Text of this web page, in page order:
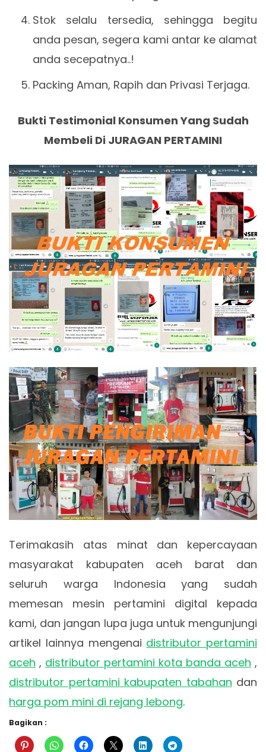
Stok selalu tersedia, sehingga begitu
anda pesan, segera kami antar ke alamat
anda secepatnya..!
Packing Aman, Rapih dan Privasi Terjaga.
Bukti Testimonial Konsumen Yang Sudah
Membeli Di JURAGAN PERTAMINI
Terimakasih atas minat dan kepercayaan
masyarakat kabupaten aceh barat dan
seluruh warga Indonesia yang sudah
memesan mesin pertamini digital kepada
kami, dan jangan lupa juga untuk mengunjungi
artikel lainnya mengenai distributor pertamini
aceh , distributor pertamini kota banda aceh ,
distributor pertamini kabupaten tabahan dan
harga pom mini di rejang lebong.
Bagikan :